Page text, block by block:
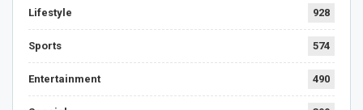
Lifestyle 928
Sports 574
Entertainment 490